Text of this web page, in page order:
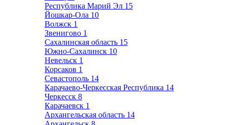
Республика Марий Эл 15
Йошкар-Ола 10
Волжск 1
Звенигово 1
Сахалинская область 15
Южно-Сахалинск 10
Невельск 1
Корсаков 1
Севастополь 14
Карачаево-Черкесская Республика 14
Черкесск 8
Карачаевск 1
Архангельская область 14